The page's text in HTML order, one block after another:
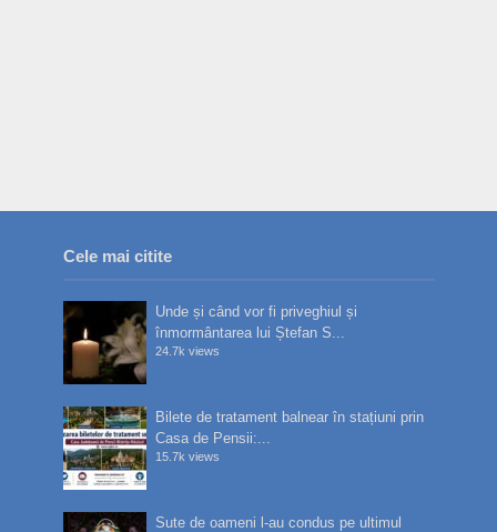
Cele mai citite
Unde și când vor fi priveghiul și
înmormântarea lui Ștefan S...
24.7k views
Bilete de tratament balnear în stațiuni prin
Casa de Pensii:...
15.7k views
Sute de oameni l-au condus pe ultimul